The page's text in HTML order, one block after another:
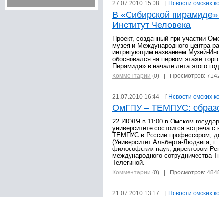
27.07.2010 15:08 [ Новости омских
В «Сибирской
Институт Человека
Проект, созданный при участии
музея и Международного центра
интригующим названием Музей-
обосновался на первом этаже
Пирамида» в начале лета этого
Комментарии (0) | Просмотров:
21.07.2010 16:44 [ Новости омских
ОмГПУ – ТЕМПУС:
22 ИЮЛЯ в 11:00 в Омском
университете состоится встреча с
ТЕМПУС в России профессором,
(Университет Альберта-Людвига,
философских наук, директором
международного сотрудничества
Телегиной.
Комментарии (0) | Просмотров:
21.07.2010 13:17 [ Новости омских